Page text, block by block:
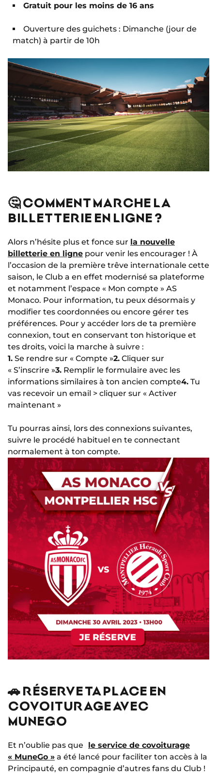
Gratuit pour les moins de 16 ans
Ouverture des guichets : Dimanche (jour de
match) à partir de 10h
🤔 COMMENT MARCHE LA
BILLETTERIE EN LIGNE ?
Alors n’hésite plus et fonce sur la nouvelle
billetterie en ligne pour venir les encourager ! À
l’occasion de la première trêve internationale cette
saison, le Club a en effet modernisé sa plateforme
et notamment l’espace « Mon compte » AS
Monaco. Pour information, tu peux désormais y
modifier tes coordonnées ou encore gérer tes
préférences. Pour y accéder lors de ta première
connexion, tout en conservant ton historique et
tes droits, voici la marche à suivre :
1. Se rendre sur « Compte »2. Cliquer sur
« S’inscrire »3. Remplir le formulaire avec les
informations similaires à ton ancien compte4. Tu
vas recevoir un email > cliquer sur « Activer
maintenant »
Tu pourras ainsi, lors des connexions suivantes,
suivre le procédé habituel en te connectant
normalement à ton compte.
🚗 RÉSERVE TA PLACE EN
COVOITURAGE AVEC
MUNEGO
Et n’oublie pas que
le service de covoiturage
« MuneGo » a été lancé pour faciliter ton accès à la
Principauté, en compagnie d’autres fans du Club !